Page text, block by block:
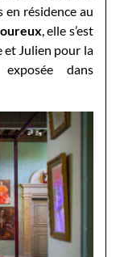
en résidence au
, elle s’est
et Julien pour la
dans